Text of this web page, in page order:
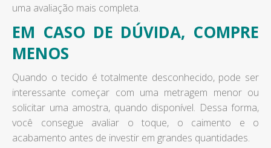
uma avaliação mais completa.
EM CASO DE DÚVIDA, COMPRE
MENOS
Quando o tecido é totalmente desconhecido, pode ser
interessante começar com uma metragem menor ou
solicitar uma amostra, quando disponível. Dessa forma,
você consegue avaliar o toque, o caimento e o
acabamento antes de investir em grandes quantidades.